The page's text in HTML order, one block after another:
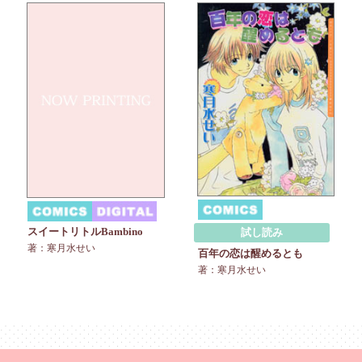
スイートリトルBambino
著：寒月水せい
試し読み
百年の恋は醒めるとも
著：寒月水せい